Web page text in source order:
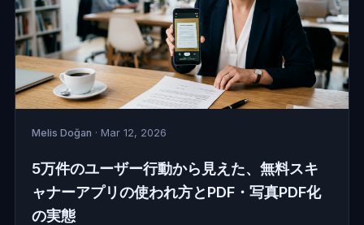
Melis Doğan · Mar 12, 2026
5万件のユーザー行動から見えた、無料スキ
ャナーアプリの使われ方とPDF・写真PDF化
の実態